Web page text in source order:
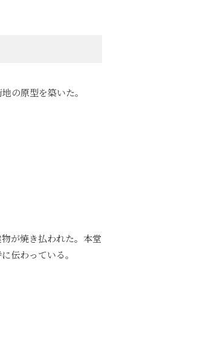
の原型を築いた。
が焼き払われた。本堂
伝わっている。